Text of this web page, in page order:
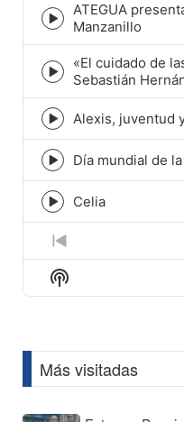
Episode
play
icon
ATEGUA
Manzanillo
Episode
play
icon
«El cuidado de
Sebastián
Episode
play
icon
Alexis, juventud
Episode
play
icon
Día mundial de
Episode
play
icon
Celia
Previous
Episode
Show
Podcast
Más visitadas